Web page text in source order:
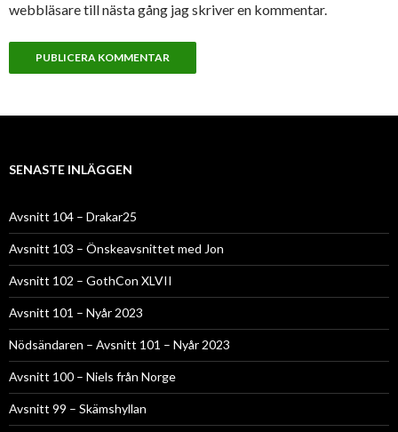
webbläsare till nästa gång jag skriver en kommentar.
SENASTE INLÄGGEN
Avsnitt 104 – Drakar25
Avsnitt 103 – Önskeavsnittet med Jon
Avsnitt 102 – GothCon XLVII
Avsnitt 101 – Nyår 2023
Nödsändaren – Avsnitt 101 – Nyår 2023
Avsnitt 100 – Niels från Norge
Avsnitt 99 – Skämshyllan